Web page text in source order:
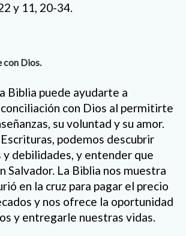
y 11, 20-34.
con Dios.
Biblia puede ayudarte a
con Dios al permitirte
su voluntad y su amor.
podemos descubrir
debilidades, y entender que
Salvador. La Biblia nos muestra
en la cruz para pagar el precio
y nos ofrece la oportunidad
y entregarle nuestras vidas.